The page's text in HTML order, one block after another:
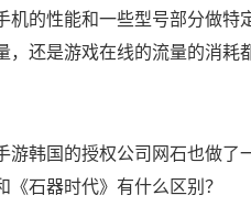
机的性能和一些型号部分做
还是游戏在线的流量的消耗
韩国的授权公司网石也做了
石器时代》有什么区别？